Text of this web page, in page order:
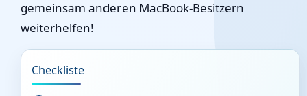
gemeinsam anderen MacBook-Besitzern
weiterhelfen!
Checkliste